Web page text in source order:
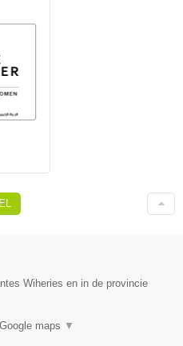
Wiheries en in de provincie
Google maps ▼